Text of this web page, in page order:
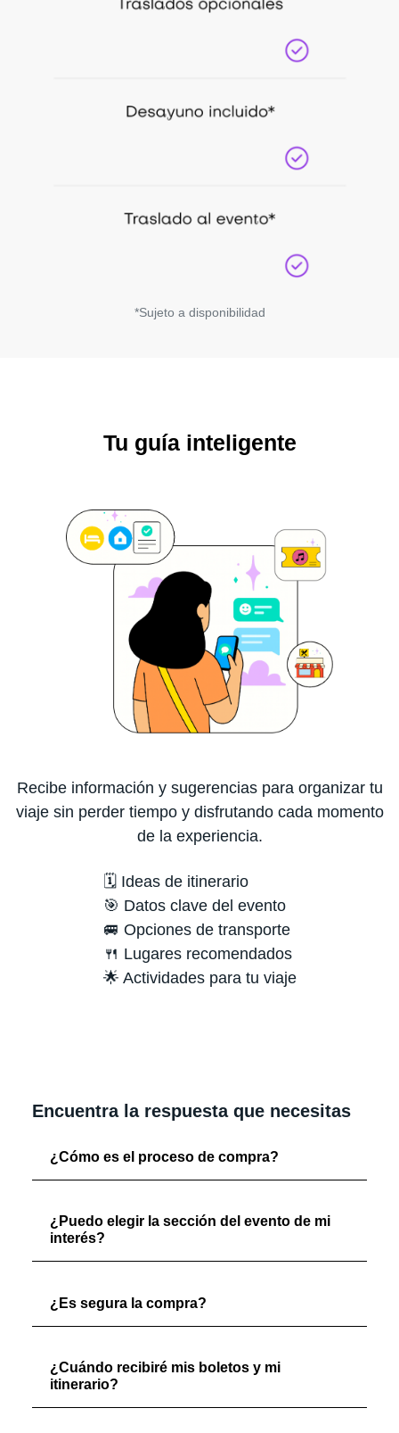
*Sujeto a disponibilidad
Tu guía inteligente
Recibe información y sugerencias para organizar tu
viaje sin perder tiempo y disfrutando cada momento
de la experiencia.
🗓️ Ideas de itinerario
🎯 Datos clave del evento
🚐 Opciones de transporte
🍴 Lugares recomendados
🌟 Actividades para tu viaje
Encuentra la respuesta que necesitas
¿Cómo es el proceso de compra?
¿Puedo elegir la sección del evento de mi
interés?
¿Es segura la compra?
¿Cuándo recibiré mis boletos y mi
itinerario?